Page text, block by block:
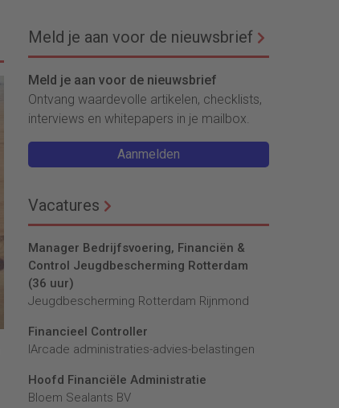
Meld je aan voor de nieuwsbrief
Meld je aan voor de nieuwsbrief
Ontvang waardevolle artikelen, checklists,
interviews en whitepapers in je mailbox.
Aanmelden
Vacatures
Manager Bedrijfsvoering, Financiën &
Control Jeugdbescherming Rotterdam
(36 uur)
Jeugdbescherming Rotterdam Rijnmond
Financieel Controller
lArcade administraties-advies-belastingen
Hoofd Financiële Administratie
Bloem Sealants BV